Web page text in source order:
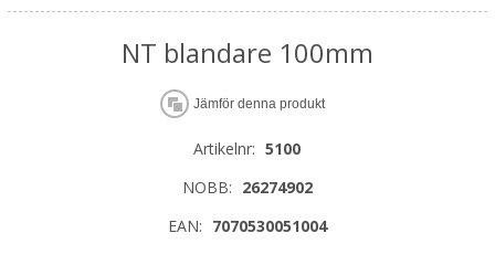
NT blandare 100mm
Jämför denna produkt
Artikelnr: 5100
NOBB: 26274902
EAN: 7070530051004